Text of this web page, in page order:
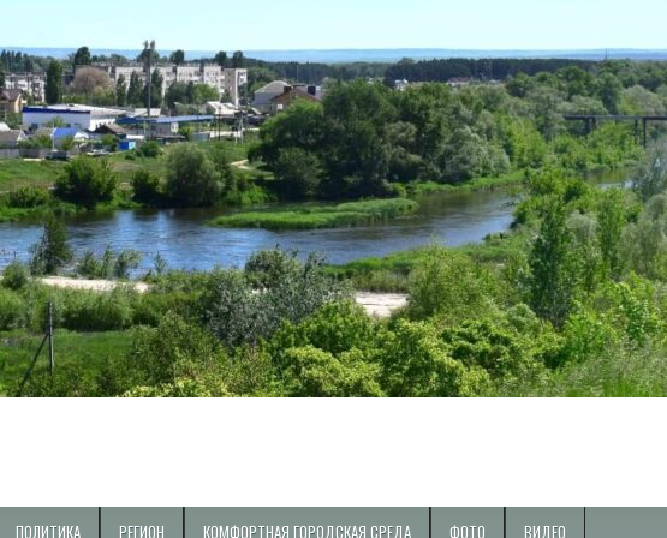
ПОЛИТИКА РЕГИОН КОМФОРТНАЯ ГОРОДСКАЯ СРЕДА ФОТО ВИДЕО